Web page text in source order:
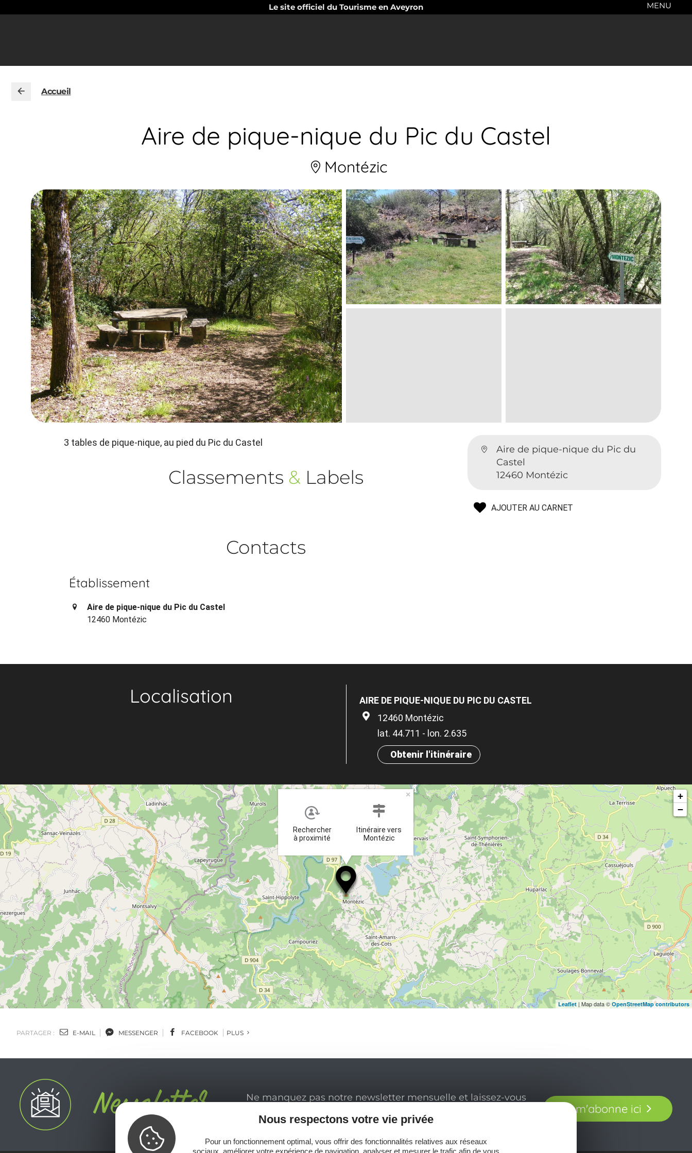
Le site officiel du Tourisme en Aveyron MENU
Accueil
Aire de pique-nique du Pic du Castel
Montézic
Aire de pique-nique du Pic du
Castel
12460 Montézic
AJOUTER AU CARNET
3 tables de pique-nique, au pied du Pic du Castel
Classements & Labels
Contacts
Établissement
Aire de pique-nique du Pic du Castel
12460 Montézic
Localisation
AIRE DE PIQUE-NIQUE DU PIC DU CASTEL
12460 Montézic
lat. 44.711 - lon. 2.635
Obtenir l'itinéraire
Rechercher
à proximité
Itinéraire vers
Montézic
×
+
−
Leaflet | Map data © OpenStreetMap contributors
PARTAGER : E-MAIL MESSENGER FACEBOOK PLUS
Ne manquez pas notre newsletter mensuelle et laissez-vous
Je m'abonne ici
Nous respectons votre vie privée
Pour un fonctionnement optimal, vous offrir des fonctionnalités relatives aux réseaux
sociaux, améliorer votre expérience de navigation, analyser et mesurer le trafic afin de vous